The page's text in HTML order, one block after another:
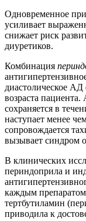
Одновременное
усиливает
снижает риск
диуретиков.
Комбинация
диастолическое
возраста
сохраняется в
наступает менее
сопровождается
вызывает синдром
В клинических
периндоприла и
каждым
тертбутиламин
приводила к